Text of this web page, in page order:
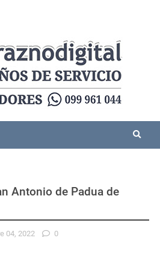
Antonio de Padua de
04, 2022 0